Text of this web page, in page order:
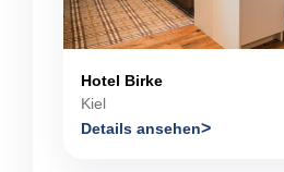
Hotel Birke
Kiel
Details ansehen